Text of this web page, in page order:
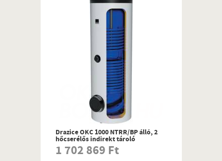
Drazice OKC 1000 NTRR/BP álló, 2
hőcserélős indirekt tároló
1 702 869 Ft